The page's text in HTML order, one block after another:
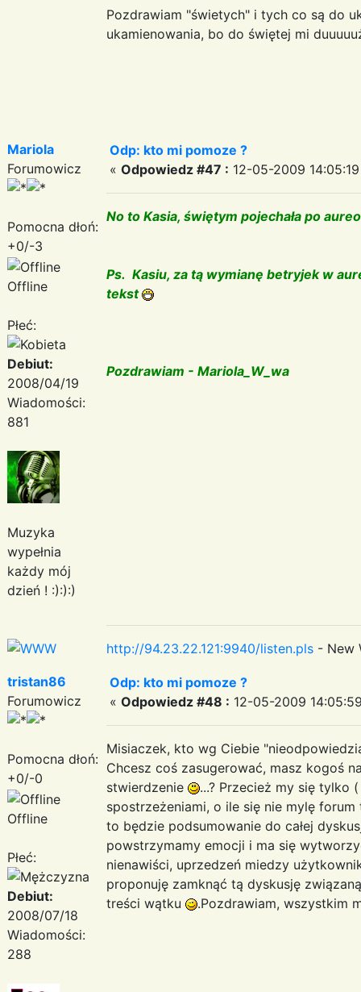
Pozdrawiam "świetych" i tych co są do
ukamienowania, bo do świętej mi
Mariola
Forumowicz
Pomocna dłoń:
+0/-3
Offline
Płeć:
Debiut:
2008/04/19
Wiadomości:
881
Muzyka
wypełnia
każdy mój
dzień ! :):):)
Odp: kto mi pomoze ?
« Odpowiedz #47 : 12-05-2009
No to Kasia, świętym pojechała po
Ps. Kasiu, za tą wymianę betryjek w
tekst
Pozdrawiam - Mariola_W_wa
http://94.23.22.121:9940/listen.pls - New
tristan86
Forumowicz
Pomocna dłoń:
+0/-0
Offline
Płeć:
Debiut:
2008/07/18
Wiadomości:
288
Odp: kto mi pomoze ?
« Odpowiedz #48 : 12-05-2009
Misiaczek, kto wg Ciebie
Chcesz coś zasugerować, masz kogoś
stwierdzenie
...? Przecież my się tylko
spostrzeżeniami, o ile się nie mylę forum
to będzie podsumowanie do całej
powstrzymamy emocji i ma się
nienawiści, uprzedzeń miedzy
proponuję zamknąć tą dyskusję
treści wątku
.Pozdrawiam, wszystkim